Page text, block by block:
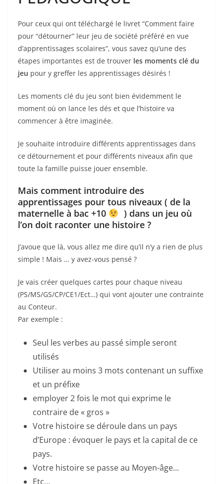
Pour ceux qui ont téléchargé le livret “Comment faire
pour “détourner” leur jeu de société préféré en vue
d’apprentissages scolaires”, vous savez qu’une des
étapes importantes est de trouver les moments clé du
jeu pour y greffer les apprentissages désirés !
Les moments clé du jeu sont bien évidemment le
moment où on lance les dés et que l’histoire va
commencer à être imaginée.
Je souhaite introduire différents apprentissages dans
ce détournement et pour différents niveaux afin que
toute la famille puisse jouer ensemble.
Mais comment introduire des
apprentissages pour tous niveaux ( de la
maternelle à bac +10
) dans un jeu où
l’on doit raconter une histoire ?
J’avoue que là, vous allez me dire qu’il n’y a rien de plus
simple ! Mais … y avez-vous pensé ?
Je vais créer quelques cartes pour chaque niveau
(PS/MS/GS/CP/CE1/Ect…) qui vont ajouter une contrainte
au Conteur.
Par exemple :
Seul les verbes au passé simple seront
utilisés
Utiliser au moins 3 mots contenant un suffixe
et un préfixe
employer 2 fois le mot qui exprime le
contraire de « gros »
Votre histoire se déroule dans un pays
d’Europe : évoquer le pays et la capital de ce
pays.
Votre histoire se passe au Moyen-âge…
Etc…